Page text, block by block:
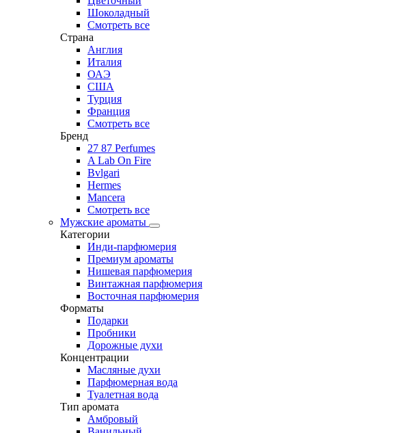
Шоколадный
Смотреть все
Страна
Англия
Италия
ОАЭ
США
Турция
Франция
Смотреть все
Бренд
27 87 Perfumes
A Lab On Fire
Bvlgari
Hermes
Mancera
Смотреть все
Мужские ароматы
Категории
Инди-парфюмерия
Премиум ароматы
Нишевая парфюмерия
Винтажная парфюмерия
Восточная парфюмерия
Форматы
Подарки
Пробники
Дорожные духи
Концентрации
Масляные духи
Парфюмерная вода
Туалетная вода
Тип аромата
Амбровый